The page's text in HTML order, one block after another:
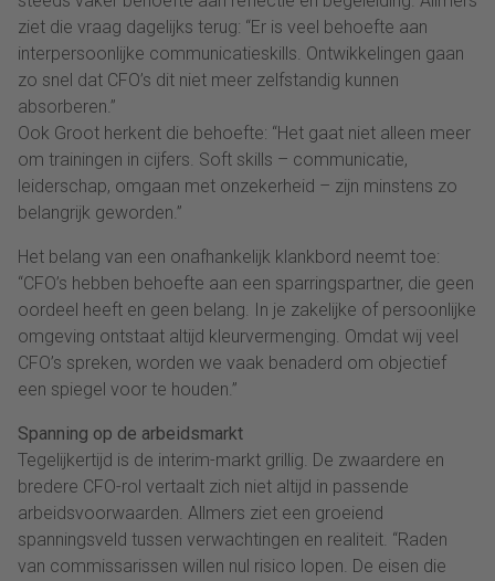
ziet die vraag dagelijks terug: “Er is veel behoefte aan
interpersoonlijke communicatieskills. Ontwikkelingen gaan
zo snel dat CFO’s dit niet meer zelfstandig kunnen
absorberen.”
Ook Groot herkent die behoefte: “Het gaat niet alleen meer
om trainingen in cijfers. Soft skills – communicatie,
leiderschap, omgaan met onzekerheid – zijn minstens zo
belangrijk geworden.”
Het belang van een onafhankelijk klankbord neemt toe:
“CFO’s hebben behoefte aan een sparringspartner, die geen
oordeel heeft en geen belang. In je zakelijke of persoonlijke
omgeving ontstaat altijd kleurvermenging. Omdat wij veel
CFO’s spreken, worden we vaak benaderd om objectief
een spiegel voor te houden.”
Spanning op de arbeidsmarkt
Tegelijkertijd is de interim-markt grillig. De zwaardere en
bredere CFO-rol vertaalt zich niet altijd in passende
arbeidsvoorwaarden. Allmers ziet een groeiend
spanningsveld tussen verwachtingen en realiteit. “Raden
van commissarissen willen nul risico lopen. De eisen die